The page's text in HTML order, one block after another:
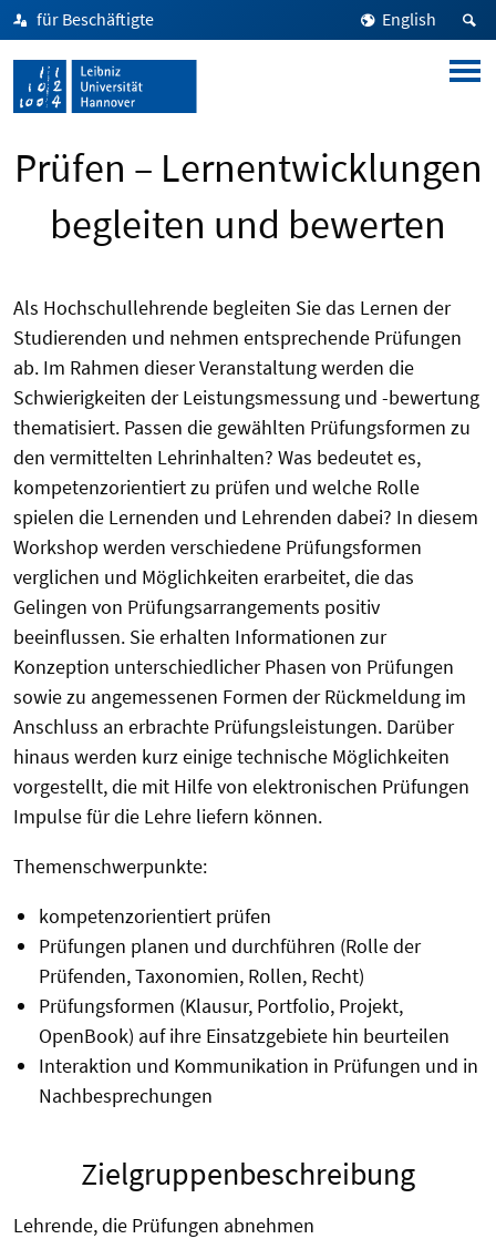
für Beschäftigte English
Prüfen – Lernentwicklungen
begleiten und bewerten
Als Hochschullehrende begleiten Sie das Lernen der
Studierenden und nehmen entsprechende Prüfungen
ab. Im Rahmen dieser Veranstaltung werden die
Schwierigkeiten der Leistungsmessung und -bewertung
thematisiert. Passen die gewählten Prüfungsformen zu
den vermittelten Lehrinhalten? Was bedeutet es,
kompetenzorientiert zu prüfen und welche Rolle
spielen die Lernenden und Lehrenden dabei? In diesem
Workshop werden verschiedene Prüfungsformen
verglichen und Möglichkeiten erarbeitet, die das
Gelingen von Prüfungsarrangements positiv
beeinflussen. Sie erhalten Informationen zur
Konzeption unterschiedlicher Phasen von Prüfungen
sowie zu angemessenen Formen der Rückmeldung im
Anschluss an erbrachte Prüfungsleistungen. Darüber
hinaus werden kurz einige technische Möglichkeiten
vorgestellt, die mit Hilfe von elektronischen Prüfungen
Impulse für die Lehre liefern können.
Themenschwerpunkte:
kompetenzorientiert prüfen
Prüfungen planen und durchführen (Rolle der
Prüfenden, Taxonomien, Rollen, Recht)
Prüfungsformen (Klausur, Portfolio, Projekt,
OpenBook) auf ihre Einsatzgebiete hin beurteilen
Interaktion und Kommunikation in Prüfungen und in
Nachbesprechungen
Zielgruppenbeschreibung
Lehrende, die Prüfungen abnehmen